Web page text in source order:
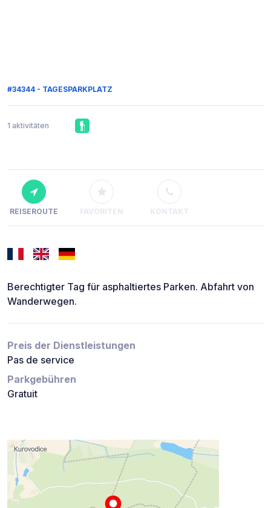
#34344 - TAGESPARKPLATZ
1 aktivitäten
REISEROUTE FAVORITEN KONTAKT
Berechtigter Tag für asphaltiertes Parken. Abfahrt von
Wanderwegen.
Preis der Dienstleistungen
Pas de service
Parkgebühren
Gratuit